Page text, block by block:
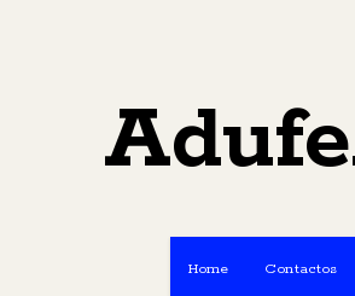
Home Contactos